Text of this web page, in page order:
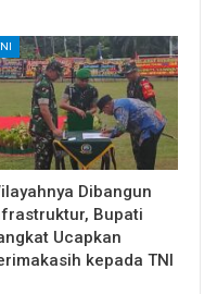
Dibangun
Bupati
Ucapkan
kepada TNI